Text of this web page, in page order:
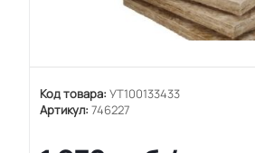
Код товара: УТ100133433
Артикул: 746227